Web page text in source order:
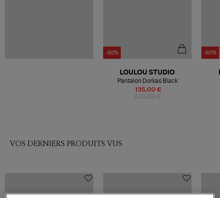
-50%
135,00 €
LOULOU STUDIO
Pantalon Dorkas Black
-50%
VOS DERNIERS PRODUITS VUS